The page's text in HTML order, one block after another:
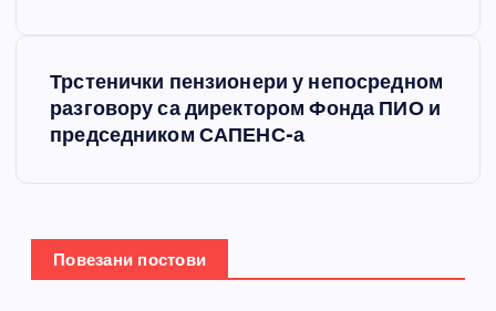
Трстенички пензионери у непосредном
разговору са директором Фонда ПИО и
председником САПЕНС-а
Повезани постови